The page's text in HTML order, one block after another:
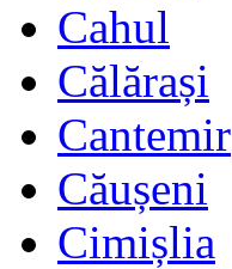
Cahul
Călărași
Cantemir
Căușeni
Cimișlia